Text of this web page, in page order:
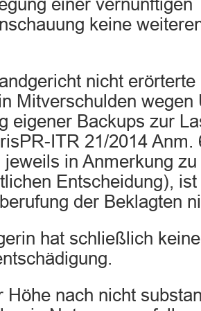
einer vernünftigen
keine
nicht
Mitverschulden
eigener Backups zur
ITR 21/2014
jeweils in Anmerkung zu
Entscheidung),
der Beklagten
hat schließlich
Höhe nach nicht